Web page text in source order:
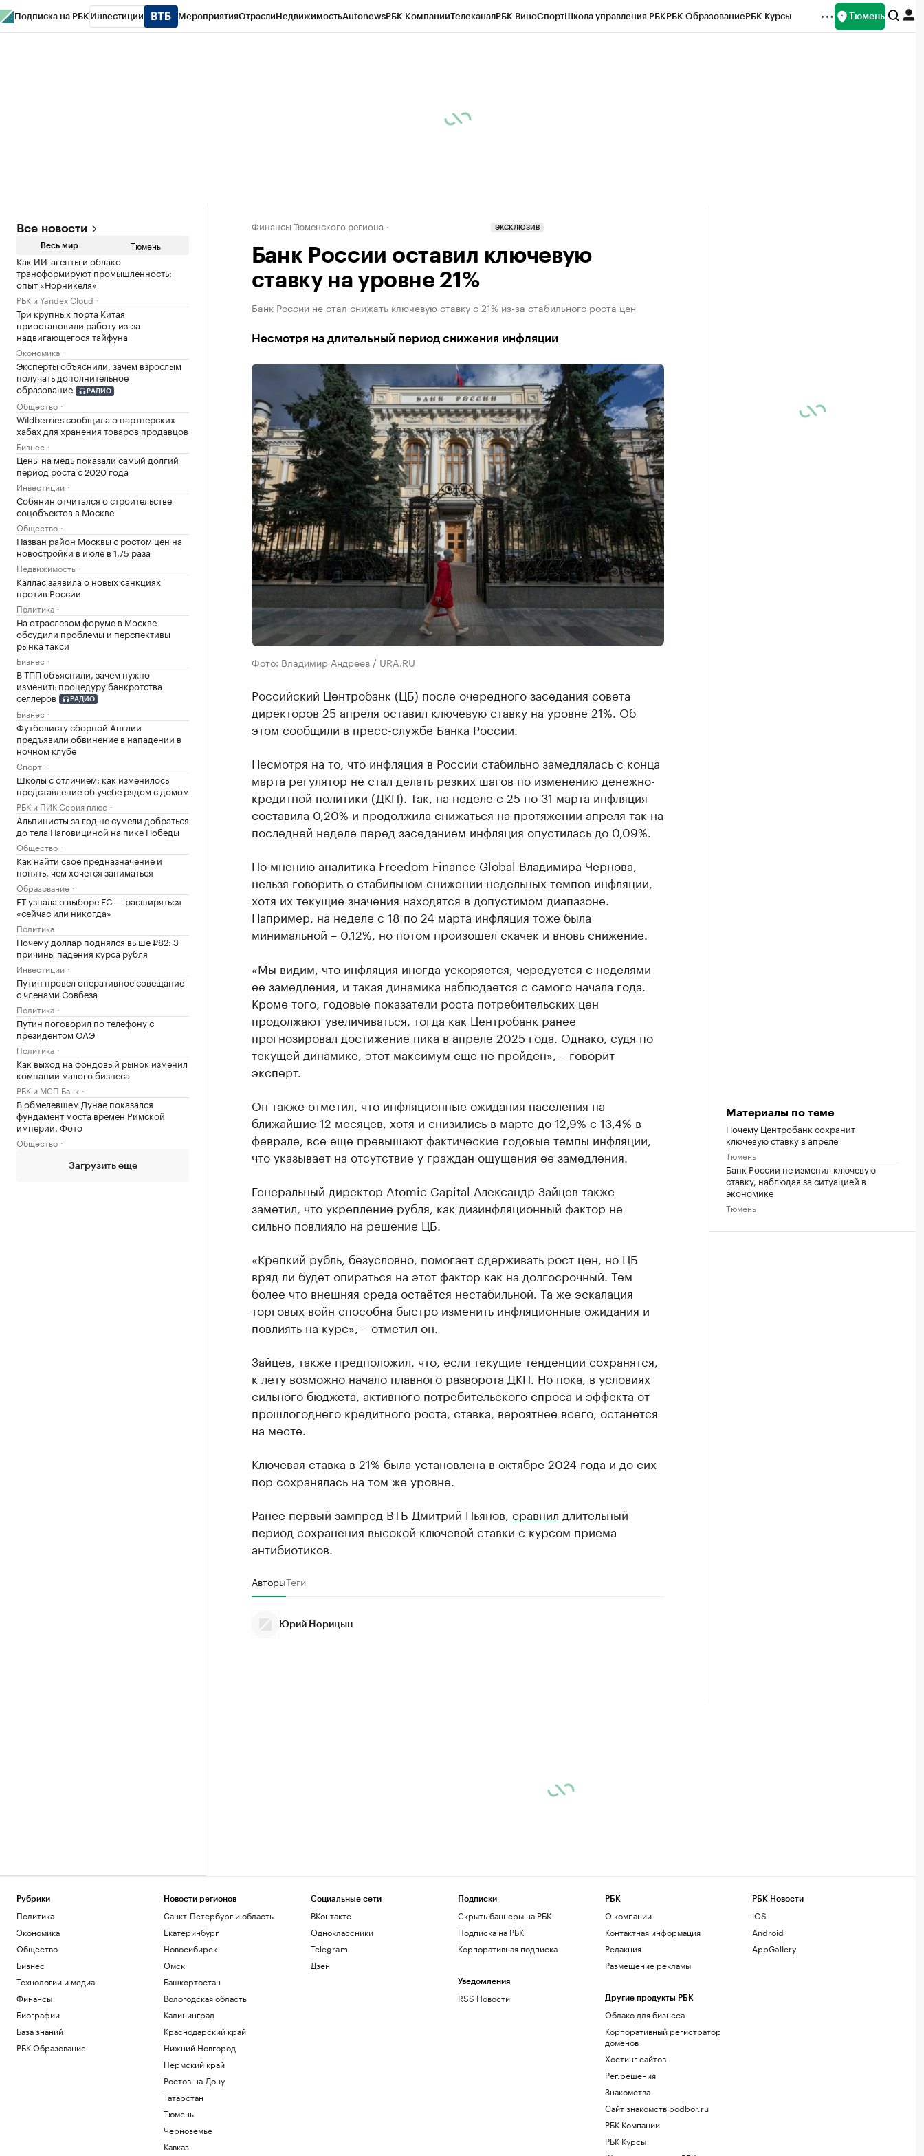
Подписка на РБК Инвестиции МероприятияОтраслиНедвижимостьAutonewsРБК КомпанииТелеканалРБК ВиноСпортШкола управления РБКРБК ОбразованиеРБК Курсы Тюмень
Все новости
Весь мир Тюмень
Как ИИ-агенты и облако
трансформируют промышленность:
опыт «Норникеля»
РБК и Yandex Cloud
Три крупных порта Китая
приостановили работу из-за
надвигающегося тайфуна
Экономика
Эксперты объяснили, зачем взрослым
получать дополнительное
образование
РАДИО
Общество
Wildberries сообщила о партнерских
хабах для хранения товаров продавцов
Бизнес
Цены на медь показали самый долгий
период роста с 2020 года
Инвестиции
Собянин отчитался о строительстве
соцобъектов в Москве
Общество
Назван район Москвы с ростом цен на
новостройки в июле в 1,75 раза
Недвижимость
Каллас заявила о новых санкциях
против России
Политика
На отраслевом форуме в Москве
обсудили проблемы и перспективы
рынка такси
Бизнес
В ТПП объяснили, зачем нужно
изменить процедуру банкротства
селлеров
РАДИО
Бизнес
Футболисту сборной Англии
предъявили обвинение в нападении в
ночном клубе
Спорт
Школы с отличием: как изменилось
представление об учебе рядом с домом
РБК и ПИК Серия плюс
Альпинисты за год не сумели добраться
до тела Наговициной на пике Победы
Общество
Как найти свое предназначение и
понять, чем хочется заниматься
Образование
FT узнала о выборе ЕС — расширяться
«сейчас или никогда»
Политика
Почему доллар поднялся выше ₽82: 3
причины падения курса рубля
Инвестиции
Путин провел оперативное совещание
с членами Совбеза
Политика
Путин поговорил по телефону с
президентом ОАЭ
Политика
Как выход на фондовый рынок изменил
компании малого бизнеса
РБК и МСП Банк
В обмелевшем Дунае показался
фундамент моста времен Римской
империи. Фото
Общество
Загрузить еще
Финансы Тюменского региона ЭКСКЛЮЗИВ
Банк России оставил ключевую
ставку на уровне 21%
Банк России не стал снижать ключевую ставку с 21% из-за стабильного роста цен
Несмотря на длительный период снижения инфляции
Фото: Владимир Андреев / URA.RU
Российский Центробанк (ЦБ) после очередного заседания совета
директоров 25 апреля оставил ключевую ставку на уровне 21%. Об
этом сообщили в пресс-службе Банка России.
Несмотря на то, что инфляция в России стабильно замедлялась с конца
марта регулятор не стал делать резких шагов по изменению денежно-
кредитной политики (ДКП). Так, на неделе с 25 по 31 марта инфляция
составила 0,20% и продолжила снижаться на протяжении апреля так на
последней неделе перед заседанием инфляция опустилась до 0,09%.
По мнению аналитика Freedom Finance Global Владимира Чернова,
нельзя говорить о стабильном снижении недельных темпов инфляции,
хотя их текущие значения находятся в допустимом диапазоне.
Например, на неделе с 18 по 24 марта инфляция тоже была
минимальной – 0,12%, но потом произошел скачек и вновь снижение.
«Мы видим, что инфляция иногда ускоряется, чередуется с неделями
ее замедления, и такая динамика наблюдается с самого начала года.
Кроме того, годовые показатели роста потребительских цен
продолжают увеличиваться, тогда как Центробанк ранее
прогнозировал достижение пика в апреле 2025 года. Однако, судя по
текущей динамике, этот максимум еще не пройден», – говорит
эксперт.
Он также отметил, что инфляционные ожидания населения на
ближайшие 12 месяцев, хотя и снизились в марте до 12,9% с 13,4% в
феврале, все еще превышают фактические годовые темпы инфляции,
что указывает на отсутствие у граждан ощущения ее замедления.
Генеральный директор Atomic Capital Александр Зайцев также
заметил, что укрепление рубля, как дизинфляционный фактор не
сильно повлияло на решение ЦБ.
«Крепкий рубль, безусловно, помогает сдерживать рост цен, но ЦБ
вряд ли будет опираться на этот фактор как на долгосрочный. Тем
более что внешняя среда остаётся нестабильной. Та же эскалация
торговых войн способна быстро изменить инфляционные ожидания и
повлиять на курс», – отметил он.
Зайцев, также предположил, что, если текущие тенденции сохранятся,
к лету возможно начало плавного разворота ДКП. Но пока, в условиях
сильного бюджета, активного потребительского спроса и эффекта от
прошлогоднего кредитного роста, ставка, вероятнее всего, останется
на месте.
Ключевая ставка в 21% была установлена в октябре 2024 года и до сих
пор сохранялась на том же уровне.
Ранее первый зампред ВТБ Дмитрий Пьянов, сравнил длительный
период сохранения высокой ключевой ставки с курсом приема
антибиотиков.
АвторыТеги
Юрий Норицын
Материалы по теме
Почему Центробанк сохранит
ключевую ставку в апреле
Тюмень
Банк России не изменил ключевую
ставку, наблюдая за ситуацией в
экономике
Тюмень
Рубрики
Политика
Экономика
Общество
Бизнес
Технологии и медиа
Финансы
Биографии
База знаний
РБК Образование
Новости регионов
Санкт-Петербург и область
Екатеринбург
Новосибирск
Омск
Башкортостан
Вологодская область
Калининград
Краснодарский край
Нижний Новгород
Пермский край
Ростов-на-Дону
Татарстан
Тюмень
Черноземье
Кавказ
Социальные сети
ВКонтакте
Одноклассники
Telegram
Дзен
Подписки
Скрыть баннеры на РБК
Подписка на РБК
Корпоративная подписка
Уведомления
RSS Новости
РБК
О компании
Контактная информация
Редакция
Размещение рекламы
Другие продукты РБК
Облако для бизнеса
Корпоративный регистратор
доменов
Хостинг сайтов
Рег.решения
Знакомства
Сайт знакомств podbor.ru
РБК Компании
РБК Курсы
РБК Новости
iOS
Android
AppGallery